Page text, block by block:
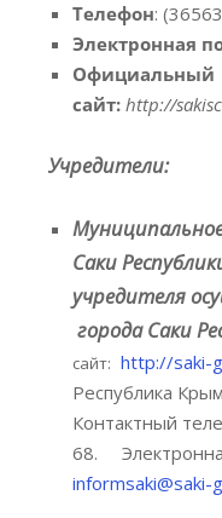
Телефон:
Электронная
Официальный
сайт: http://
Учредители:
Саки
учредителя
города Саки
сайт: http://saki-
Республика
Контактный
68.
informsaki@saki-